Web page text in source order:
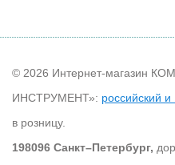
© 2026 Интернет-магазин
ИНСТРУМЕНТ»: российский
в розницу.
198096 Санкт–Петербург,